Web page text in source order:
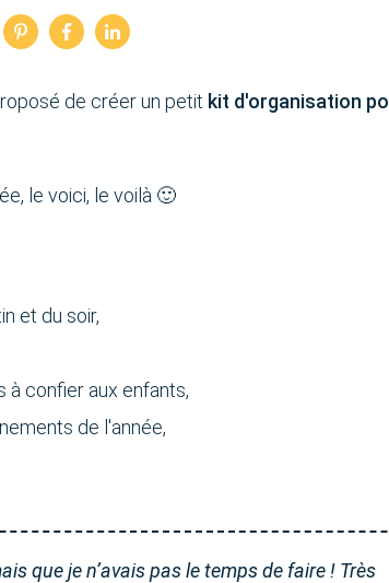
de créer un petit kit d'organisation
le voici, le voilà 🙂
et du soir,
confier aux enfants,
de l'année,
que je n’avais pas le temps de faire ! Très